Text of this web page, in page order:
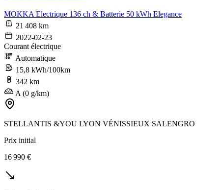
MOKKA Electrique 136 ch & Batterie 50 kWh Elegance
21 408 km
2022-02-23
Courant électrique
Automatique
15,8 kWh/100km
342 km
A (0 g/km)
STELLANTIS &YOU LYON VÉNISSIEUX SALENGRO
Prix initial
16 990 €